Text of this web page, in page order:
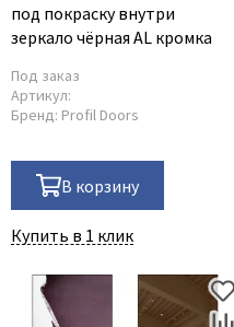
под покраску внутри
зеркало чёрная AL кромка
Под заказ
Артикул:
Бренд: Profil Doors
В корзину
Купить в 1 клик